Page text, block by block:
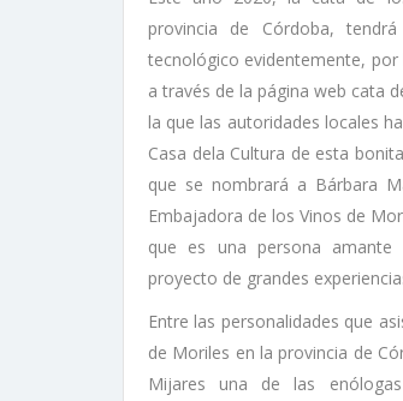
provincia de Córdoba,
tecnológico evidentemente,
a través de la página web cata
la que las autoridades locales
Casa dela Cultura de esta
que se nombrará a Bárbara
Embajadora de los Vinos de
que es una persona
proyecto de grandes
Entre las personalidades que
de Moriles en la provincia de
Mijares una de las